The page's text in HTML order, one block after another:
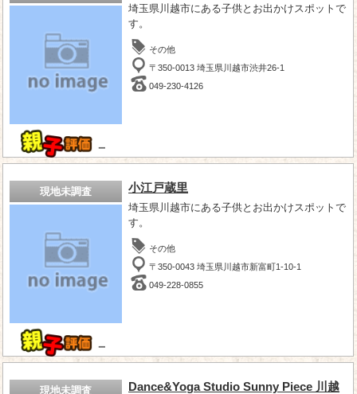
－
埼玉県川越市にある子供とお出かけスポットで
す。
その他
〒350-0013 埼玉県川越市渋井26-1
049-230-4126
現地未調査
－
小江戸蔵里
埼玉県川越市にある子供とお出かけスポットで
す。
その他
〒350-0043 埼玉県川越市新富町1-10-1
049-228-0855
現地未調査 Dance&Yoga Studio Sunny Piece 川越